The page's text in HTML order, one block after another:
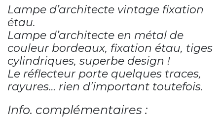
Lampe d’architecte vintage fixation
étau.
Lampe d’architecte en métal de
couleur bordeaux, fixation étau, tiges
cylindriques, superbe design !
Le réflecteur porte quelques traces,
rayures… rien d’important toutefois.
Info. complémentaires :